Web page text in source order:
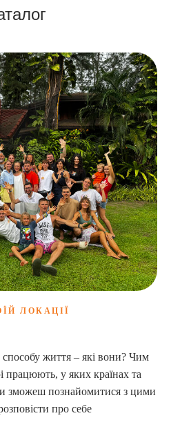
ЛОКАЦІЇ
життя – які вони? Чим
працюють, у яких країнах та
зможеш познайомитися з цими
про себе